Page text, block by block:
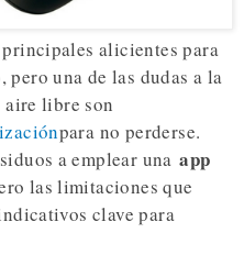
alicientes para
, pero una de las dudas a la
libre son
para no perderse.
a emplear unaapp
las limitaciones que
clave para